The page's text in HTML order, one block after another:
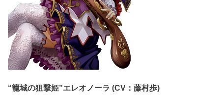
“籠城の狙撃姫”エレオノーラ (CV：藤村歩)